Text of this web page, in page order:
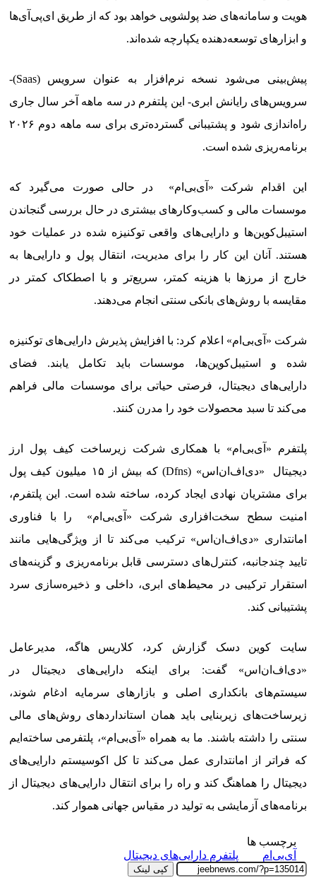
هویت و سامانه‌های ضد پولشویی خواهد بود که از طریق ای‌پی‌آی‌ها
و ابزارهای توسعه‌دهنده یکپارچه شده‌اند.
پیش‌بینی می‌شود نسخه نرم‌افزار به عنوان سرویس (Saas)-
سرویس‌های رایانش ابری- این پلتفرم در سه ماهه آخر سال جاری
راه‌اندازی شود و پشتیبانی گسترده‌تری برای سه ماهه دوم ۲۰۲۶
برنامه‌ریزی شده است.
این اقدام شرکت «آی‌بی‌ام» در حالی صورت می‌گیرد که
موسسات مالی و کسب‌وکارهای بیشتری در حال بررسی گنجاندن
استیبل‌کوین‌ها و دارایی‌های واقعی توکنیزه شده در عملیات خود
هستند. آنان این کار را برای مدیریت، انتقال پول و دارایی‌ها به
خارج از مرزها با هزینه کمتر، سریع‌تر و با اصطکاک کمتر در
مقایسه با روش‌های بانکی سنتی انجام می‌دهند.
شرکت «آی‌بی‌ام» اعلام کرد: با افزایش پذیرش دارایی‌های توکنیزه
شده و استیبل‌کوین‌ها، موسسات باید تکامل یابند. فضای
دارایی‌های دیجیتال، فرصتی حیاتی برای موسسات مالی فراهم
می‌کند تا سبد محصولات خود را مدرن کنند.
پلتفرم «آی‌بی‌ام» با همکاری شرکت زیرساخت کیف پول ارز
دیجیتال «دی‌اف‌ان‌اس» (Dfns) که بیش از ۱۵ میلیون کیف پول
برای مشتریان نهادی ایجاد کرده، ساخته شده است. این پلتفرم،
امنیت سطح سخت‌افزاری شرکت «آی‌بی‌ام» را با فناوری
امانتداری «دی‌اف‌ان‌اس» ترکیب می‌کند تا از ویژگی‌هایی مانند
تایید چندجانبه، کنترل‌های دسترسی قابل برنامه‌ریزی و گزینه‌های
استقرار ترکیبی در محیط‌های ابری، داخلی و ذخیره‌سازی سرد
پشتیبانی کند.
سایت کوین دسک گزارش کرد، کلاریس هاگه، مدیرعامل
«دی‌اف‌ان‌اس» گفت: برای اینکه دارایی‌های دیجیتال در
سیستم‌های بانکداری اصلی و بازارهای سرمایه ادغام شوند،
زیرساخت‌های زیربنایی باید همان استانداردهای روش‌های مالی
سنتی را داشته باشند. ما به همراه «آی‌بی‌ام»، پلتفرمی ساخته‌ایم
که فراتر از امانتداری عمل می‌کند تا کل اکوسیستم دارایی‌های
دیجیتال را هماهنگ کند و راه را برای انتقال دارایی‌های دیجیتال از
برنامه‌های آزمایشی به تولید در مقیاس جهانی هموار کند.
برچسب ها
آی‌بی‌ام
پلتفرم دارایی‌های دیجیتال
کپی لینک